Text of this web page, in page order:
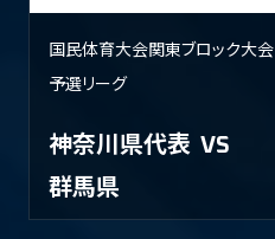
国民体育大会関東ブロック大会
予選リーグ
神奈川県代表 VS
群馬県